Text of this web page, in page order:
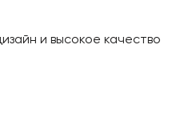
и высокое качество